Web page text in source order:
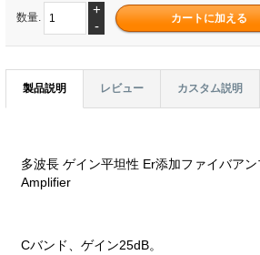
数量.
+
-
製品説明 レビュー カスタム説明
多波長 ゲイン平坦性 Er添加ファイバア
Amplifier
Cバンド、ゲイン25dB。